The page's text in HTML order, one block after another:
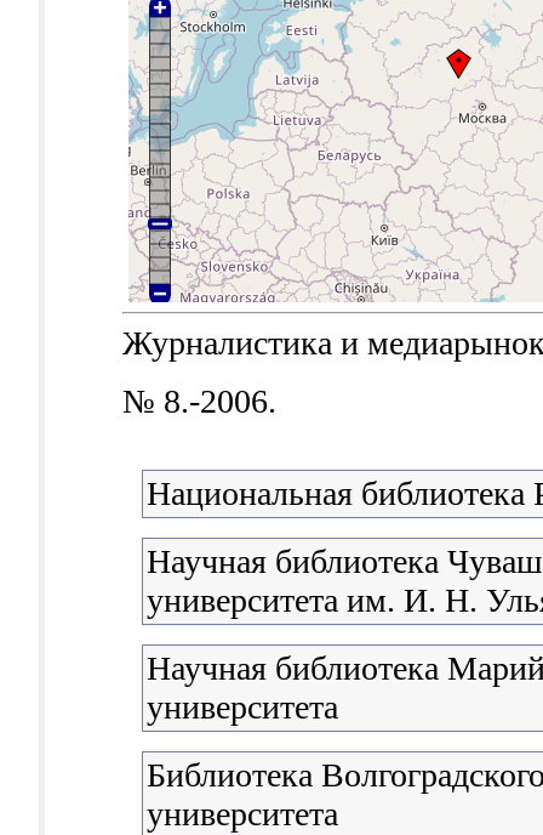
Журналистика и
№ 8.-2006.
Национальная
Научная библиотека
университета им. И. Н.
Научная библиотека
университета
Библиотека
университета